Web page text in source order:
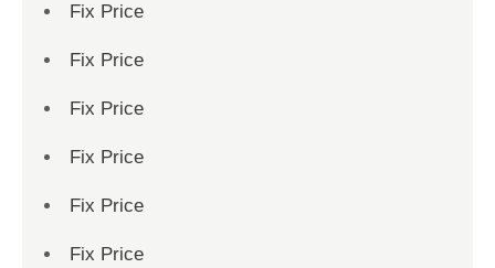
Fix Price
Fix Price
Fix Price
Fix Price
Fix Price
Fix Price